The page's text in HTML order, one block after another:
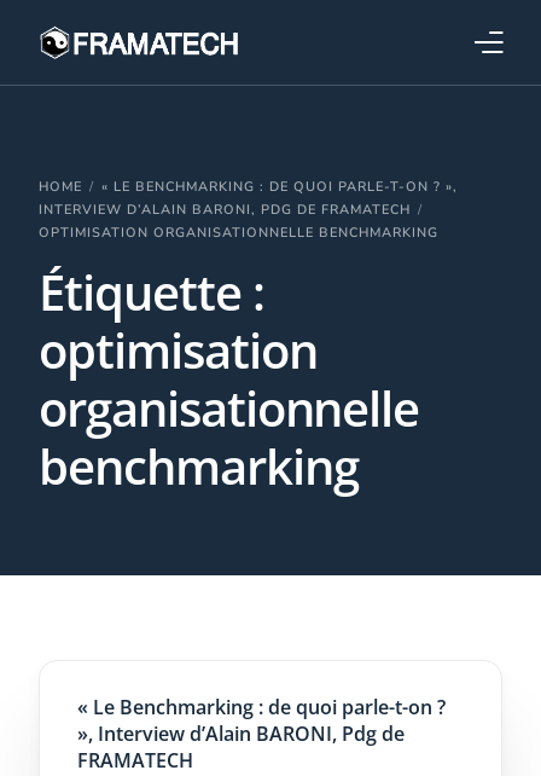
HOME
« LE BENCHMARKING : DE QUOI PARLE-T-ON ? »,
INTERVIEW D’ALAIN BARONI, PDG DE FRAMATECH
OPTIMISATION ORGANISATIONNELLE BENCHMARKING
Étiquette :
optimisation
organisationnelle
benchmarking
« Le Benchmarking : de quoi parle-t-on ?
», Interview d’Alain BARONI, Pdg de
FRAMATECH
Formations
Stratégies industrielles